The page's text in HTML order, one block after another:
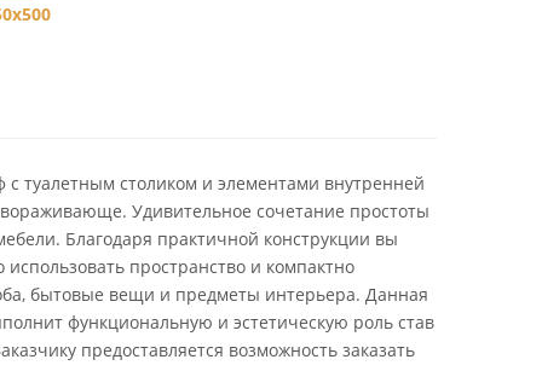
туалетным столиком и элементами внутренней
Удивительное сочетание простоты
Благодаря практичной конструкции вы
пространство и компактно
бытовые вещи и предметы интерьера. Данная
функциональную и эстетическую роль став
предоставляется возможность заказать